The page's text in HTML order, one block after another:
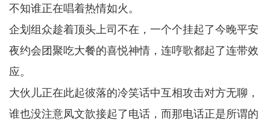
不知谁正在唱着热情如火。
企划组众趁着顶头上司不在，一个个挂起了今晚平安
夜约会团聚吃大餐的喜悦神情，连哼歌都起了连带效
应。
大伙儿正在此起彼落的冷笑话中互相攻击对方无聊，
谁也没注意凤文歆接起了电话，而那电话正是所谓的